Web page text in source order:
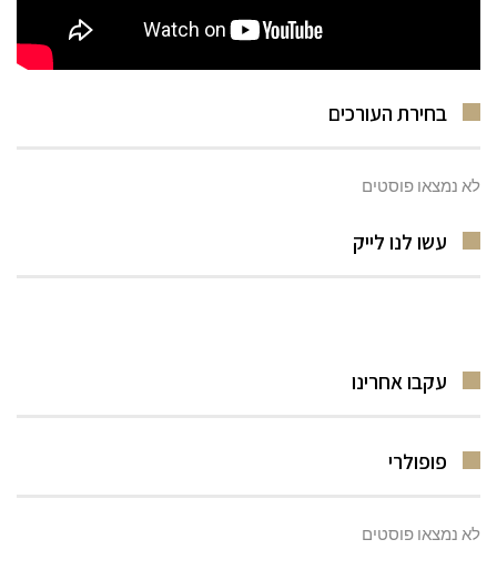
בחירת העורכים
לא נמצאו פוסטים
עשו לנו לייק
עקבו אחרינו
פופולרי
לא נמצאו פוסטים